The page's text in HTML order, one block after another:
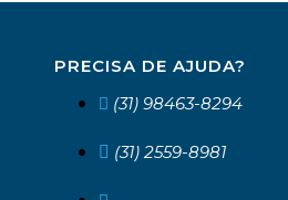
PRECISA DE AJUDA?
(31) 98463-8294
(31) 2559-8981